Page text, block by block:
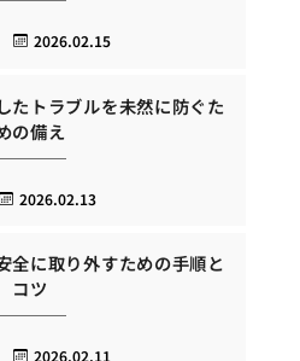
2026.02.15
たトラブルを未然に防ぐた
の備え
2026.02.13
全に取り外すための手順と
コツ
2026.02.11